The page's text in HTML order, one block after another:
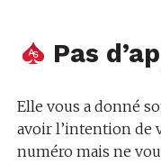
Pas
Elle vous a donné
avoir l’intention de
numéro mais ne